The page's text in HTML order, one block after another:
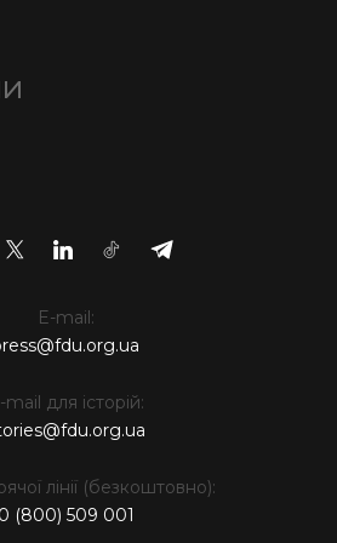
E-mail:
mail для історій:
лінії (безкоштовно):
0 (800) 509 001